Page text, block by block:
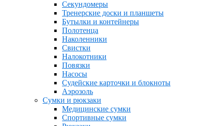
Секундомеры
Тренерские доски и планшеты
Бутылки и контейнеры
Полотенца
Наколенники
Свистки
Налокотники
Повязки
Насосы
Судейские карточки и блокноты
Аэрозоль
Сумки и рюкзаки
Медицинские сумки
Спортивные сумки